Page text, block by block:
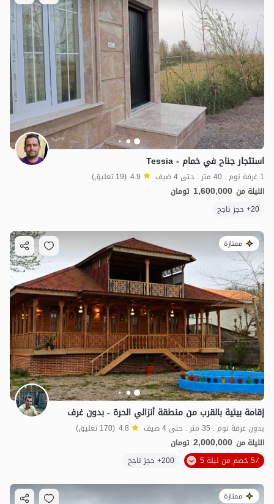
3.6 مليون ت 4.8
استئجار جناح في خمام - Tessia
1 غرفة نوم . 40 متر . حتى 4 ضيف 4.9 (19 تعليق)
الليلة من 1,600,000 تومان
20+ حجز ناجح
ممتازة
إقامة بيئية بالقرب من منطقة أنزالي الحرة - بدون غرف
بدون غرفة نوم . 35 متر . حتى 4 ضيف 4.8 (170 تعليق)
الليلة من 2,000,000 تومان
5٪ خصم من ليلة 5
200+ حجز ناجح
ممتازة